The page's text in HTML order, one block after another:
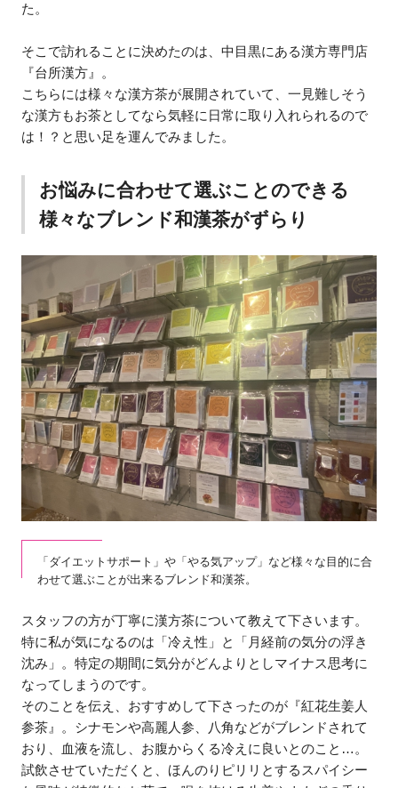
た。
そこで訪れることに決めたのは、中目黒にある漢方専門店
『台所漢方』。
こちらには様々な漢方茶が展開されていて、一見難しそう
な漢方もお茶としてなら気軽に日常に取り入れられるので
は！？と思い足を運んでみました。
お悩みに合わせて選ぶことのできる
様々なブレンド和漢茶がずらり
「ダイエットサポート」や「やる気アップ」など様々な目的に合
わせて選ぶことが出来るブレンド和漢茶。
スタッフの方が丁寧に漢方茶について教えて下さいます。
特に私が気になるのは「冷え性」と「月経前の気分の浮き
沈み」。特定の期間に気分がどんよりとしマイナス思考に
なってしまうのです。
そのことを伝え、おすすめして下さったのが『紅花生姜人
参茶』。シナモンや高麗人参、八角などがブレンドされて
おり、血液を流し、お腹からくる冷えに良いとのこと…。
試飲させていただくと、ほんのりピリリとするスパイシー